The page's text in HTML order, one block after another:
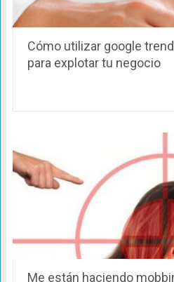
Cómo utilizar google
para explotar tu negocio
Me están haciendo